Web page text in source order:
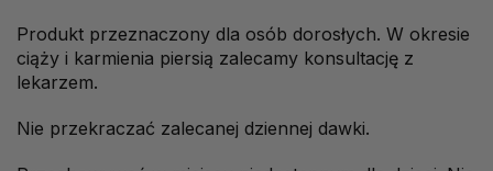
Produkt przeznaczony dla osób dorosłych. W okresie
ciąży i karmienia piersią zalecamy konsultację z
lekarzem.
Nie przekraczać zalecanej dziennej dawki.